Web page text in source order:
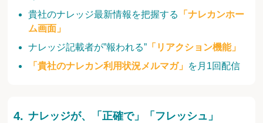
貴社のナレッジ最新情報を把握する
「ナレカンホー
ム画面」
ナレッジ記載者が”報われる” 「リアクション機能」
「貴社のナレカン利用状況メルマガ」 を月1回配信
ナレッジが、「正確で」「フレッシュ」